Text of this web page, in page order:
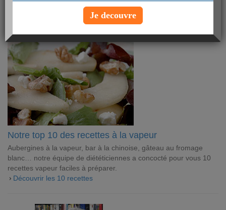
pour vous régaler au quotidien !
ARTICLES CUISINE
Notre top 10 des recettes à la vapeur
Aubergines à la vapeur, bar à la chinoise, gâteau au fromage
blanc… notre équipe de diététiciennes a concocté pour vous 10
recettes vapeur faciles à préparer.
Découvrir les 10 recettes
Je decouvre